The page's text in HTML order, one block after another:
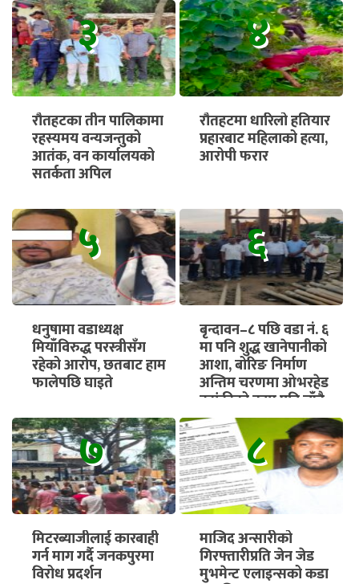
३
रौतहटका तीन पालिकामा
रहस्यमय वन्यजन्तुको
आतंक, वन कार्यालयको
सतर्कता अपिल
४
रौतहटमा धारिलो हतियार
प्रहारबाट महिलाको हत्या,
आरोपी फरार
५
धनुषामा वडाध्यक्ष
मियाँविरुद्ध परस्त्रीसँग
रहेको आरोप, छतबाट हाम
फालेपछि घाइते
६
बृन्दावन–८ पछि वडा नं. ६
मा पनि शुद्ध खानेपानीको
आशा, बोरिङ निर्माण
अन्तिम चरणमा ओभरहेड
ट्यांकीको काम पनि चाँडै
सुरु हुने
७
मिटरब्याजीलाई कारबाही
गर्न माग गर्दै जनकपुरमा
विरोध प्रदर्शन
८
माजिद अन्सारीको
गिरफ्तारीप्रति जेन जेड
मुभमेन्ट एलाइन्सको कडा